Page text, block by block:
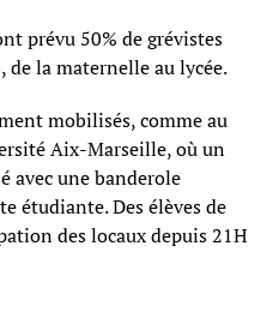
prévu 50% de grévistes
de la maternelle au lycée.
mobilisés, comme au
Aix-Marseille, où un
avec une banderole
étudiante. Des élèves de
des locaux depuis 21H